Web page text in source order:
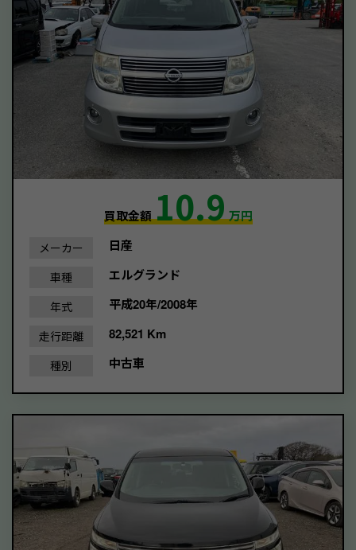
買取金額10.9万円
メーカー 日産
車種 エルグランド
年式 平成20年/2008年
走行距離 82,521 Km
種別 中古車